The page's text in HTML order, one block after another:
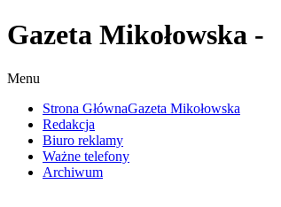
Gazeta Mikołowska -
Menu
Strona GłównaGazeta Mikołowska
Redakcja
Biuro reklamy
Ważne telefony
Archiwum